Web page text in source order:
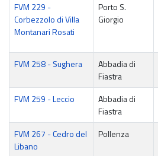
FVM 229 -
Corbezzolo di Villa
Montanari Rosati
Porto S.
Giorgio
FVM 258 - Sughera
Abbadia di
Fiastra
FVM 259 - Leccio
Abbadia di
Fiastra
FVM 267 - Cedro del
Libano
Pollenza